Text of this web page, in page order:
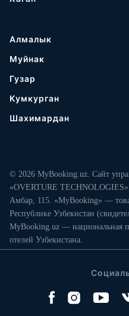
Алмалык
Муйнак
Гузар
Кумкурган
Шахимардан
© 2026 MyBooking.uz. Сайт
«OVERTURE
Амбар, 115. «MyBooking» —
Республике Узбекистан
MyBooking.uz — национальная
отелей Узбекистана.